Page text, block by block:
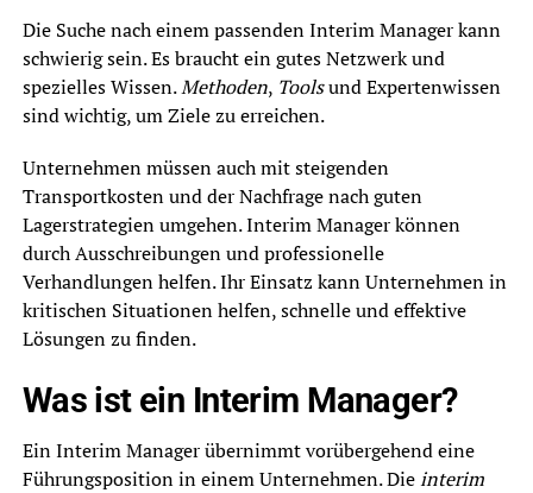
Die Suche nach einem passenden Interim Manager kann
schwierig sein. Es braucht ein gutes Netzwerk und
spezielles Wissen.Methoden, Toolsund Expertenwissen
sind wichtig, um Ziele zu erreichen.
Unternehmen müssen auch mit steigenden
Transportkosten und der Nachfrage nach guten
Lagerstrategien umgehen. Interim Manager können
durch Ausschreibungen und professionelle
Verhandlungen helfen. Ihr Einsatz kann Unternehmen in
kritischen Situationen helfen, schnelle und effektive
Lösungen zu finden.
Was ist ein Interim Manager?
Ein Interim Manager übernimmt vorübergehend eine
Führungsposition in einem Unternehmen. Dieinterim